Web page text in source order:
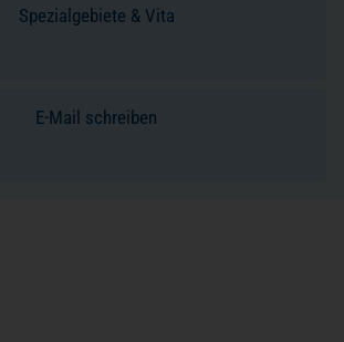
Spezialgebiete & Vita
E-Mail schreiben